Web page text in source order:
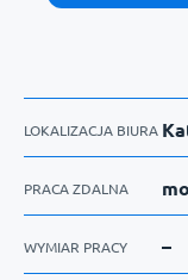
LOKALIZACJA BIURA
PRACA ZDALNA
WYMIAR PRACY –